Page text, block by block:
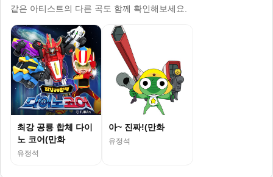
같은 아티스트의 다른 곡도 함께 확인해보세요.
최강 공룡 합체 다이
노 코어(만화
유정석
아~ 진짜!(만화
유정석